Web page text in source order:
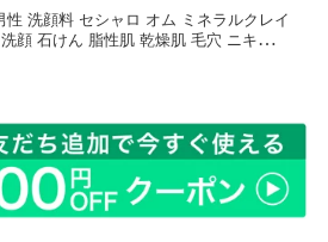
性 洗顔料 セシャロ オム ミネラルクレイ
顔 石けん 脂性肌 乾燥肌 毛穴 ニキビ
毛穴 化粧品 プレゼント 彼氏 父 夫 メ